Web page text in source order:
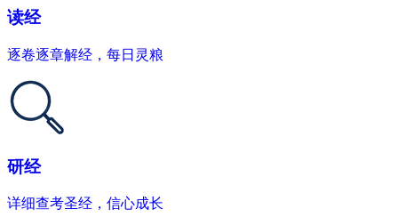
读经
逐卷逐章解经，每日灵粮
研经
详细查考圣经，信心成长